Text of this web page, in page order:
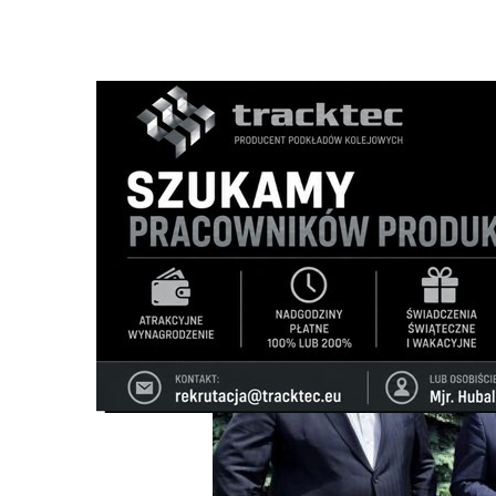
Ścieżka
nawigacyjna
Strona główna Wiadomości /Z życia miasta
Nie ma
Z ŻYCIA MIASTA 17/06/2025/ 15 Komentarzy
Nie ma Polskiego Ładu, nie ma